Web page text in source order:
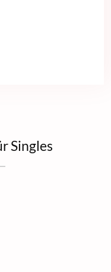
Singles